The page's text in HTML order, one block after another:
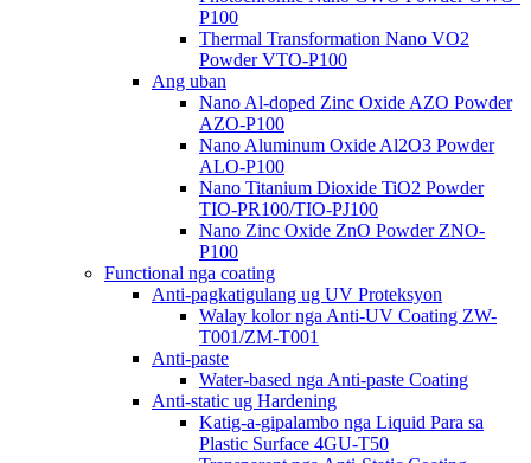
P100
Thermal Transformation Nano VO2
Powder VTO-P100
Ang uban
Nano Al-doped Zinc Oxide AZO Powder
AZO-P100
Nano Aluminum Oxide Al2O3 Powder
ALO-P100
Nano Titanium Dioxide TiO2 Powder
TIO-PR100/TIO-PJ100
Nano Zinc Oxide ZnO Powder ZNO-
P100
Functional nga coating
Anti-pagkatigulang ug UV Proteksyon
Walay kolor nga Anti-UV Coating ZW-
T001/ZM-T001
Anti-paste
Water-based nga Anti-paste Coating
Anti-static ug Hardening
Katig-a-gipalambo nga Liquid Para sa
Plastic Surface 4GU-T50